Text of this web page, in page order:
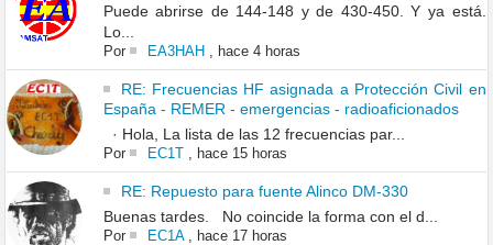
Puede abrirse de 144-148 y de 430-450. Y ya está.
Lo...
Por EA3HAH, hace 4 horas
RE: Frecuencias HF asignada a Protección Civil en
España - REMER - emergencias - radioaficionados
· Hola, La lista de las 12 frecuencias par...
Por EC1T, hace 15 horas
RE: Repuesto para fuente Alinco DM-330
Buenas tardes. No coincide la forma con el d...
Por EC1A, hace 17 horas